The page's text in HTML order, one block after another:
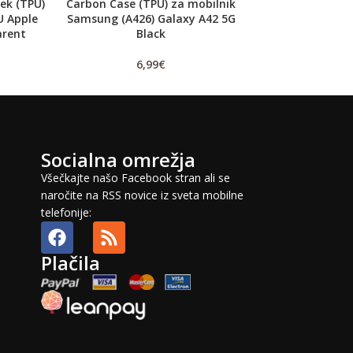
(TPU)
Apple
Carbon Case (TPU) za mobilnik
Samsung (A426) Galaxy A42 5G
Black
6,99€
Socialna omrežja
Všečkajte našo Facebook stran ali se
naročite na RSS novice iz sveta mobilne
telefonije:
Plačila